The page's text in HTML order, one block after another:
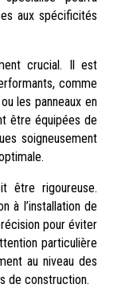
aux spécificités
crucial. Il est
comme
les panneaux en
être équipées de
soigneusement
être rigoureuse.
à l’installation de
pour éviter
particulière
au niveau des
de construction.